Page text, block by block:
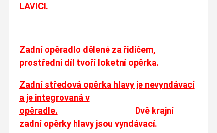
LAVICI.
Zadní opěradlo dělené za řidičem,
prostřední díl tvoří loketní opěrka.
Zadní středová opěrka hlavy je nevyndávací
a je integrovaná v
opěradle. Dvě krajní
zadní opěrky hlavy jsou vyndávací.